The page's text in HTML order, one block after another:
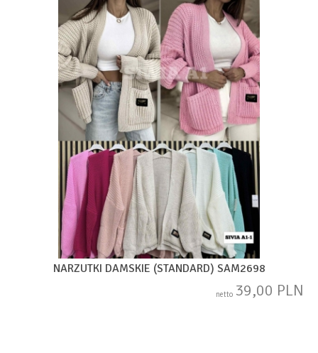
NARZUTKI DAMSKIE (STANDARD) SAM2698
netto 39,00 PLN